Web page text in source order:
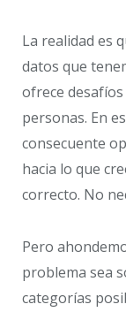
La realidad es
datos que
ofrece
personas. En
consecuente
hacia lo que
correcto. No
Pero
problema sea
categorías